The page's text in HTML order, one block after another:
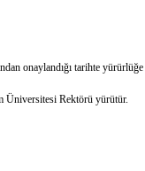
onaylandığı tarihte
Üniversitesi Rektörü yürütür.